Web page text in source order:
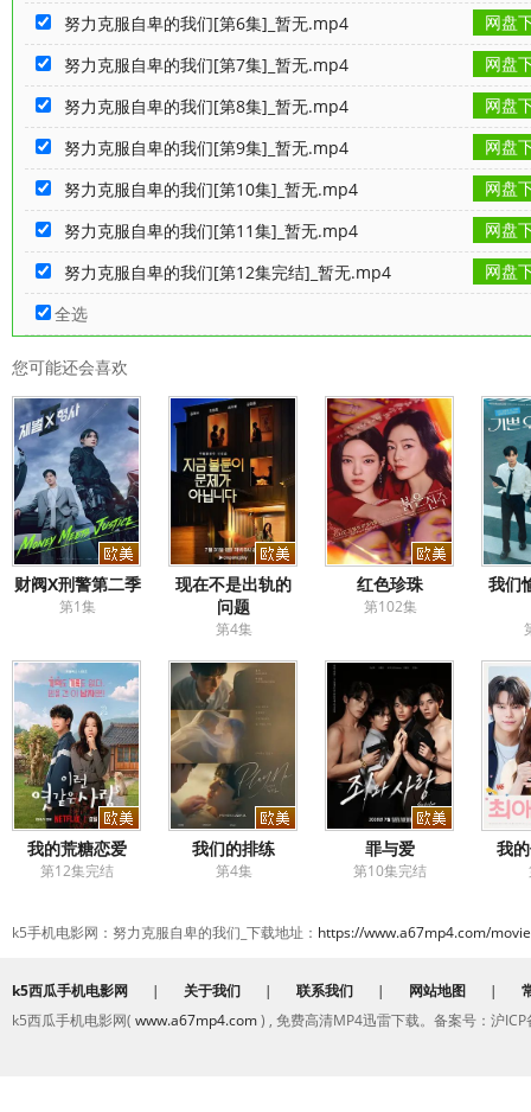
努力克服自卑的我们[第6集]_暂无.mp4
网盘
努力克服自卑的我们[第7集]_暂无.mp4
网盘
努力克服自卑的我们[第8集]_暂无.mp4
网盘
努力克服自卑的我们[第9集]_暂无.mp4
网盘
努力克服自卑的我们[第10集]_暂无.mp4
网盘
努力克服自卑的我们[第11集]_暂无.mp4
网盘
努力克服自卑的我们[第12集完结]_暂无.mp4
网盘
全选
您可能还会喜欢
财阀X刑警第二季
第1集
现在不是出轨的
问题
第4集
红色珍珠
第102集
我们
我的荒糖恋爱
第12集完结
我们的排练
第4集
罪与爱
第10集完结
我
k5手机电影网：努力克服自卑的我们_下载地址： https://www.a67mp4.com/
k5西瓜手机电影网 | 关于我们 | 联系我们 | 网站地图 |
k5西瓜手机电影网( www.a67mp4.com) , 免费高清MP4迅雷下载。备案号：沪